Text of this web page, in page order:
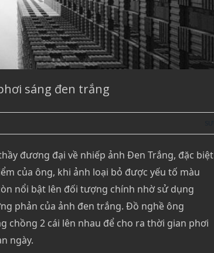
sáng đen trắng
đương đại về nhiếp ảnh Đen Trắng, đặc biệt
của ông, khi ảnh loại bỏ được yếu tố màu
nổi bật lên đối tượng chính nhờ sử dụng
phản của ảnh đen trắng. Đồ nghề ông
chồng 2 cái lên nhau để cho ra thời gian phơi
ngày.